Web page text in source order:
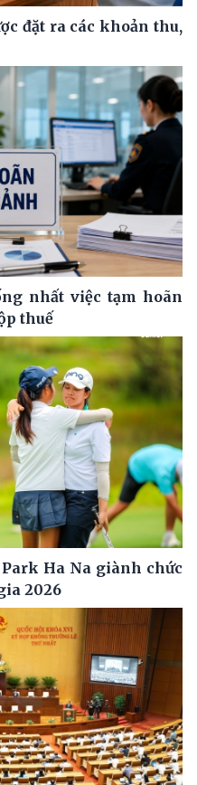
đặt ra các khoản thu,
nhất việc tạm hoãn
thuế
Ha Na giành chức
2026